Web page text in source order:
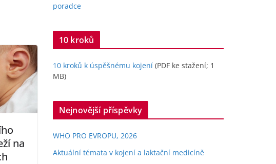
na
poradce
10 kroků
10 kroků k úspěšnému kojení (PDF ke stažení; 1
MB)
Nejnovější příspěvky
WHO PRO EVROPU, 2026
Aktuální témata v kojení a laktační medicíně